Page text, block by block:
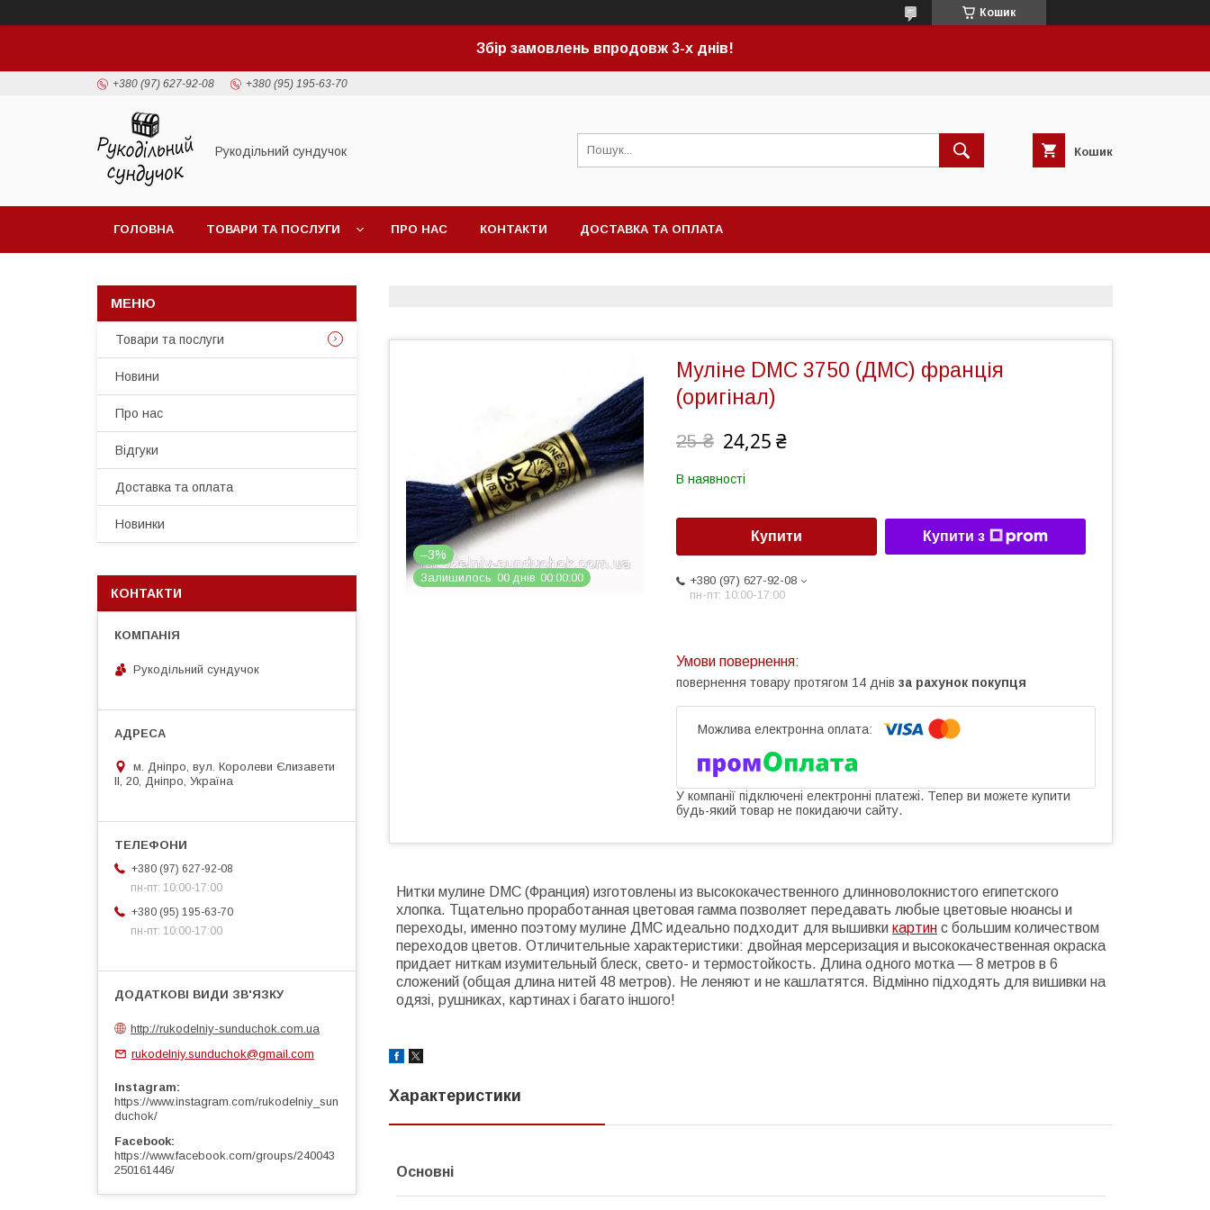
Кошик
Збір замовлень впродовж 3-х днів!
+380 (97) 627-92-08 +380 (95) 195-63-70
Рукодільний сундучок Кошик
ГОЛОВНА ТОВАРИ ТА ПОСЛУГИ ПРО НАС КОНТАКТИ ДОСТАВКА ТА ОПЛАТА
–3%
Залишилось 00 днів 00 00 00
Муліне DMC 3750 (ДМС) франція
(оригінал)
25 ₴ 24,25 ₴
В наявності
Купити Купити з
+380 (97) 627-92-08
пн-пт: 10:00-17:00
повернення товару протягом 14 днів за рахунок покупця
У компанії підключені електронні платежі. Тепер ви можете купити
будь-який товар не покидаючи сайту.
Нитки мулине DMC (Франция) изготовлены из высококачественного длинноволокнистого египетского
хлопка. Тщательно проработанная цветовая гамма позволяет передавать любые цветовые нюансы и
переходы, именно поэтому мулине ДМС идеально подходит для вышивки картин с большим количеством
переходов цветов. Отличительные характеристики: двойная мерсеризация и высококачественная окраска
придает ниткам изумительный блеск, свето- и термостойкость. Длина одного мотка ― 8 метров в 6
сложений (общая длина нитей 48 метров). Не леняют и не кашлатятся. Відмінно підходять для вишивки на
одязі, рушниках, картинах і багато іншого!
Характеристики
Основні
Товари та послуги
Новини
Про нас
Відгуки
Доставка та оплата
Новинки
КОНТАКТИ
Рукодільний сундучок
м. Дніпро, вул. Королеви Єлизавети
ІІ, 20, Дніпро, Україна
+380 (97) 627-92-08
пн-пт: 10:00-17:00
+380 (95) 195-63-70
пн-пт: 10:00-17:00
http://rukodelniy-sunduchok.com.ua
rukodelniy.sunduchok@gmail.com
Instagram
https://www.instagram.com/rukodelniy_sun
duchok/
Facebook
https://www.facebook.com/groups/240043
250161446/